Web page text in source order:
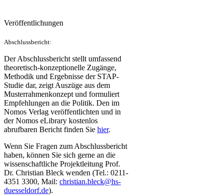
Veröffentlichungen
Abschlussbericht:
Der Abschlussbericht stellt umfassend
theoretisch-konzeptionelle Zugänge,
Methodik und Ergebnisse der STAP-
Studie dar, zeigt Auszüge aus dem
Musterrahmenkonzept und formuliert
Empfehlungen an die Politik. Den im
Nomos Verlag veröffentlichten und in
der Nomos eLibrary kostenlos
abrufbaren Bericht finden Sie hier​.
Wenn Sie Fragen zum Abschlussbericht
haben, können Sie sich gerne an die
wissenschaftliche Projektleitung Prof.
Dr. Christian Bleck wenden (Tel.: 0211-
4351 3300, Mail: christian.bleck@hs-
duesseldorf.de​).